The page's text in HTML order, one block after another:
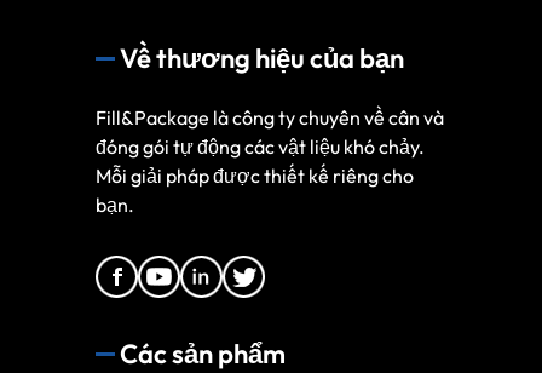
Về thương hiệu của bạn
Fill&Package là công ty chuyên về cân và
đóng gói tự động các vật liệu khó chảy.
Mỗi giải pháp được thiết kế riêng cho
bạn.
Các sản phẩm